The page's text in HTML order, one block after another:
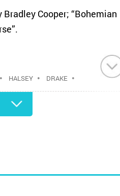
Bradley Cooper; “Bohemian
HALSEY• DRAKE•